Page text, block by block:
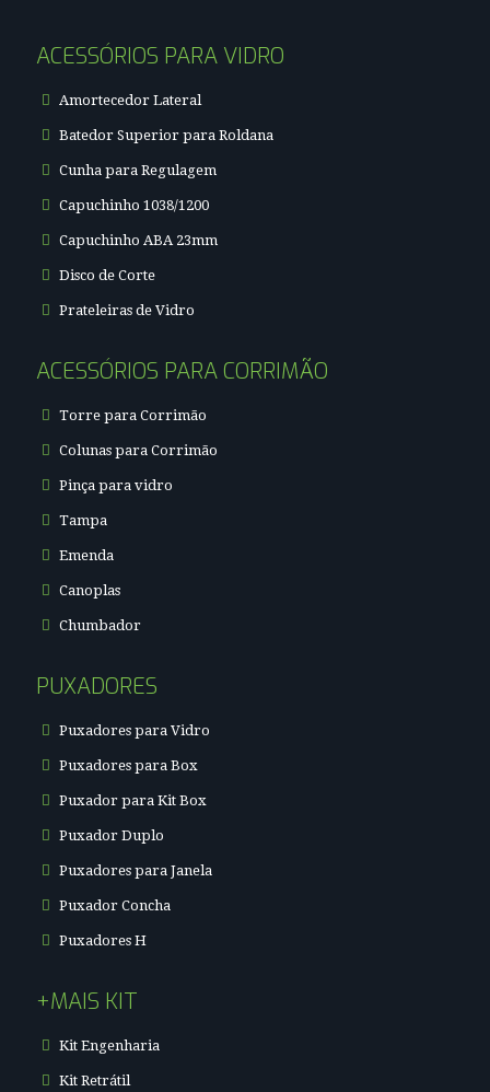
ACESSÓRIOS PARA VIDRO
Amortecedor Lateral
Batedor Superior para Roldana
Cunha para Regulagem
Capuchinho 1038/1200
Capuchinho ABA 23mm
Disco de Corte
Prateleiras de Vidro
ACESSÓRIOS PARA CORRIMÃO
Torre para Corrimão
Colunas para Corrimão
Pinça para vidro
Tampa
Emenda
Canoplas
Chumbador
PUXADORES
Puxadores para Vidro
Puxadores para Box
Puxador para Kit Box
Puxador Duplo
Puxadores para Janela
Puxador Concha
Puxadores H
+MAIS KIT
Kit Engenharia
Kit Retrátil